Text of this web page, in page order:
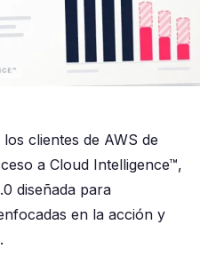
los clientes de AWS de
a Cloud Intelligence™,
diseñada para
en la acción y